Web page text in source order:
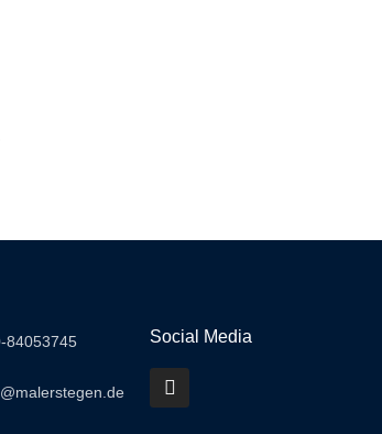
84053745 Social Media